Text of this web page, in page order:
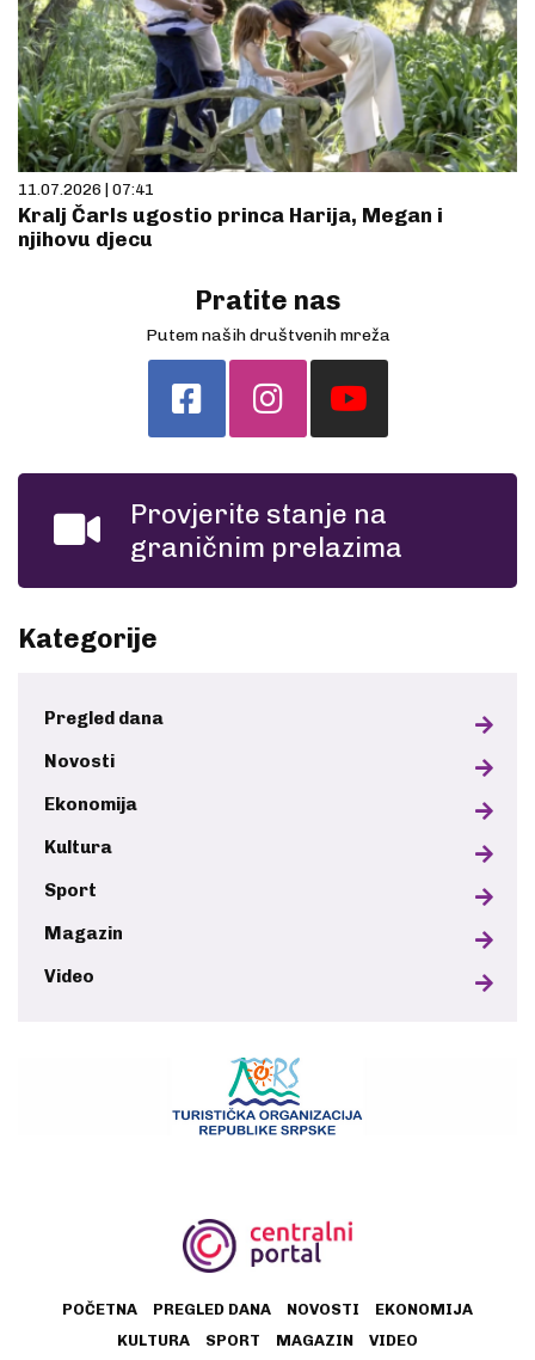
11.07.2026 | 07:41
Kralj Čarls ugostio princa Harija, Megan i
njihovu djecu
Pratite nas
Putem naših društvenih mreža
Provjerite stanje na
graničnim prelazima
Kategorije
Pregled dana
Novosti
Ekonomija
Kultura
Sport
Magazin
Video
POČETNA PREGLED DANA NOVOSTI
EKONOMIJA
KULTURA
SPORT MAGAZIN VIDEO